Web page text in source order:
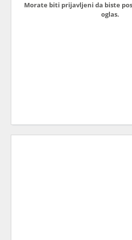
Morate biti prijavljeni da biste
oglas.